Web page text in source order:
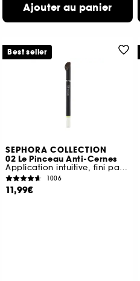
Ajouter au panier
SEPHORA COLLECTION
02 Le Pinceau Anti-Cernes
Application intuitive, fini parfait
1006
11,99€
Best seller